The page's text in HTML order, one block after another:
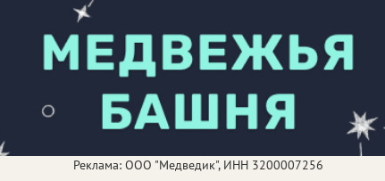
Реклама: ООО "Медведик", ИНН 3200007256